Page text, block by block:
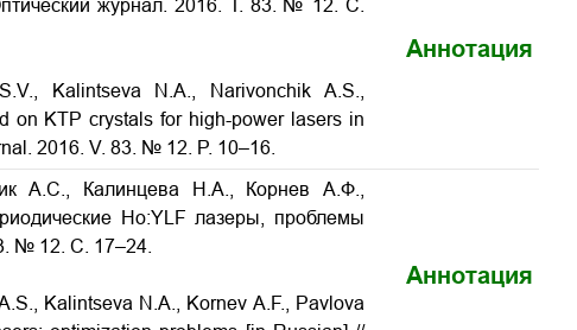
журнал. 2016. Т. 83. № 12. С.
Kalintseva N.A., Narivonchik A.S.,
on KTP crystals for high-power lasers in
2016. V. 83. № 12. P. 10–16.
Аннотация
А.С., Калинцева Н.А., Корнев А.Ф.,
Ho:YLF лазеры, проблемы
№ 12. С. 17–24.
Kalintseva N.A., Kornev A.F., Pavlova
Аннотация